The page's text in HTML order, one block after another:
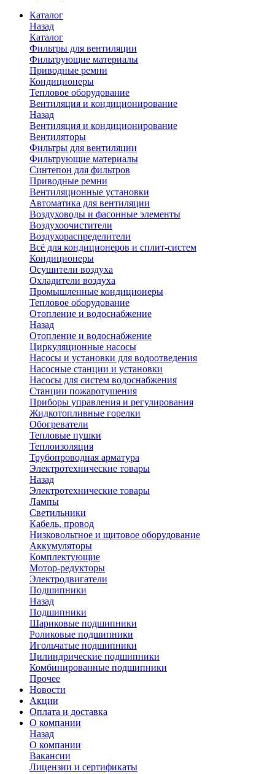
Каталог
Назад
Каталог
Фильтры для вентиляции
Фильтрующие материалы
Приводные ремни
Кондиционеры
Тепловое оборудование
Вентиляция и кондиционирование
Назад
Вентиляция и кондиционирование
Вентиляторы
Фильтры для вентиляции
Фильтрующие материалы
Синтепон для фильтров
Приводные ремни
Вентиляционные установки
Автоматика для вентиляции
Воздуховоды и фасонные элементы
Воздухоочистители
Воздухораспределители
Всё для кондиционеров и сплит-систем
Кондиционеры
Осушители воздуха
Охладители воздуха
Промышленные кондиционеры
Тепловое оборудование
Отопление и водоснабжение
Назад
Отопление и водоснабжение
Циркуляционные насосы
Насосы и установки для водоотведения
Насосные станции и установки
Насосы для систем водоснабжения
Станции пожаротушения
Приборы управления и регулирования
Жидкотопливные горелки
Обогреватели
Тепловые пушки
Теплоизоляция
Трубопроводная арматура
Электротехнические товары
Назад
Электротехнические товары
Лампы
Светильники
Кабель, провод
Низковольтное и щитовое оборудование
Аккумуляторы
Комплектующие
Мотор-редукторы
Электродвигатели
Подшипники
Назад
Подшипники
Шариковые подшипники
Роликовые подшипники
Игольчатые подшипники
Цилиндрические подшипники
Комбинированные подшипники
Прочее
Новости
Акции
Оплата и доставка
О компании
Назад
О компании
Вакансии
Лицензии и сертификаты